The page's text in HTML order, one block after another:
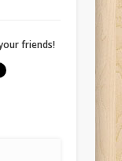
friends!